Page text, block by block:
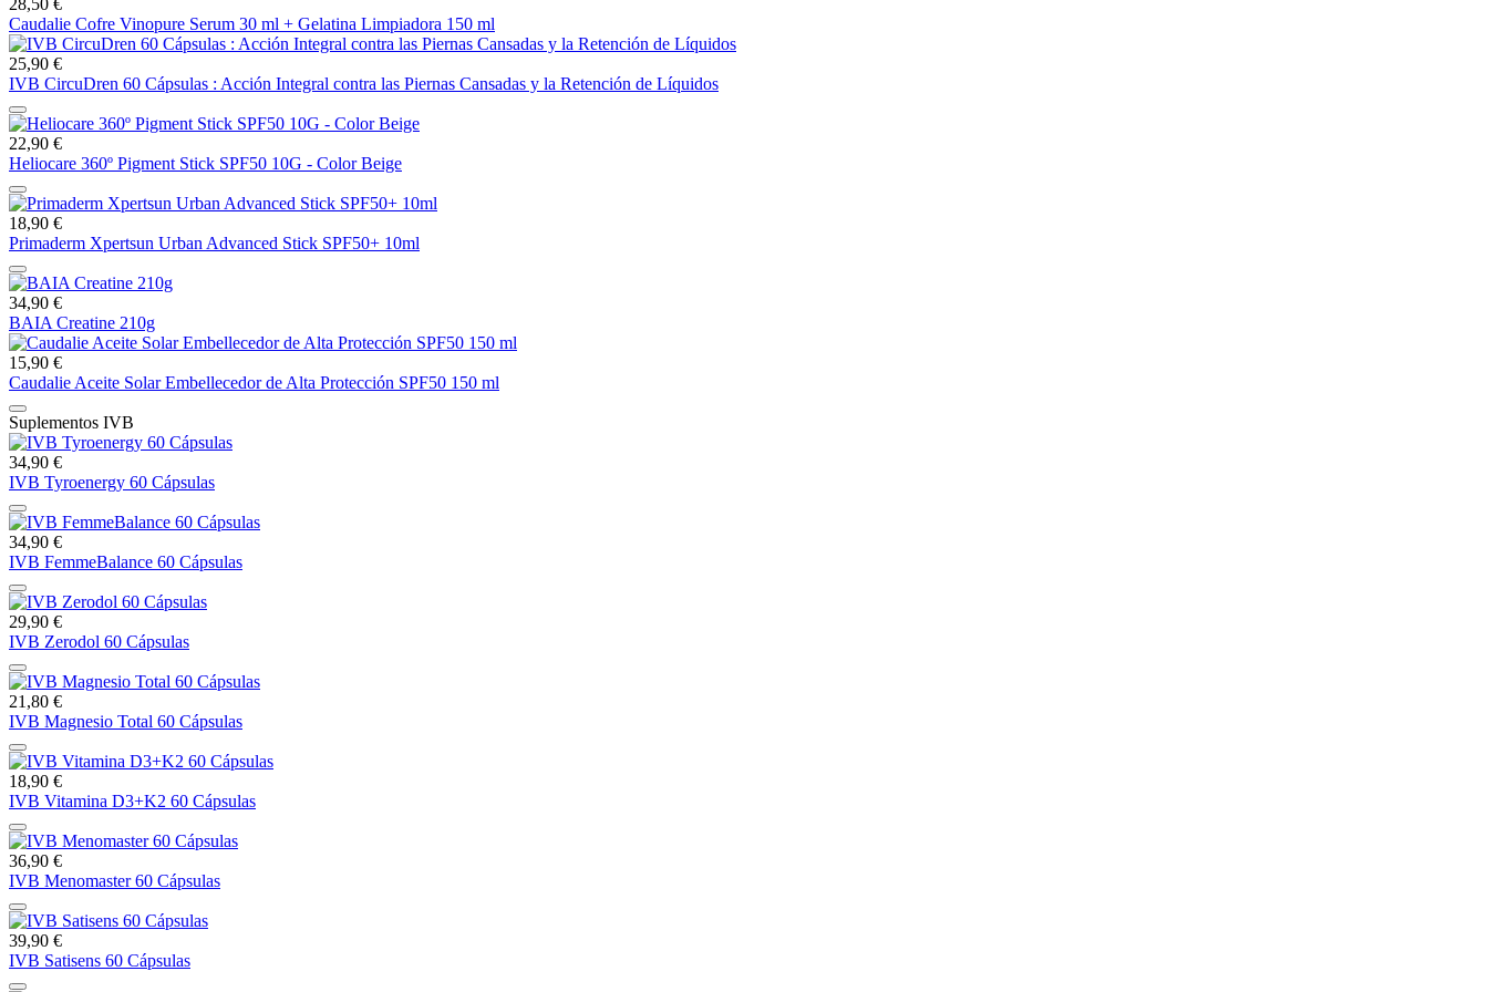
28,50 €
Caudalie Cofre Vinopure Serum 30 ml + Gelatina Limpiadora 150 ml
25,90 €
IVB CircuDren 60 Cápsulas : Acción Integral contra las Piernas Cansadas y la Retención de Líquidos
22,90 €
Heliocare 360º Pigment Stick SPF50 10G - Color Beige
18,90 €
Primaderm Xpertsun Urban Advanced Stick SPF50+ 10ml
34,90 €
BAIA Creatine 210g
15,90 €
Caudalie Aceite Solar Embellecedor de Alta Protección SPF50 150 ml
Suplementos IVB
34,90 €
IVB Tyroenergy 60 Cápsulas
34,90 €
IVB FemmeBalance 60 Cápsulas
29,90 €
IVB Zerodol 60 Cápsulas
21,80 €
IVB Magnesio Total 60 Cápsulas
18,90 €
IVB Vitamina D3+K2 60 Cápsulas
36,90 €
IVB Menomaster 60 Cápsulas
39,90 €
IVB Satisens 60 Cápsulas